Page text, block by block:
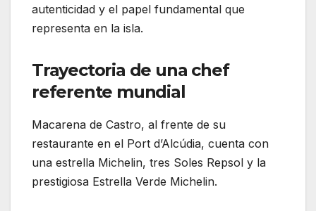
autenticidad y el papel fundamental que
representa en la isla.
Trayectoria de una chef
referente mundial
Macarena de Castro, al frente de su
restaurante en el Port d’Alcúdia, cuenta con
una estrella Michelin, tres Soles Repsol y la
prestigiosa Estrella Verde Michelin.